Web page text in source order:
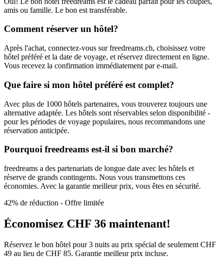
amis ou famille. Le bon est transférable.
Comment réserver un hôtel?
Après l'achat, connectez-vous sur freedreams.ch, choisissez votre
hôtel préféré et la date de voyage, et réservez directement en ligne.
Vous recevez la confirmation immédiatement par e-mail.
Que faire si mon hôtel préféré est complet?
Avec plus de 1000 hôtels partenaires, vous trouverez toujours une
alternative adaptée. Les hôtels sont réservables selon disponibilité -
pour les périodes de voyage populaires, nous recommandons une
réservation anticipée.
Pourquoi freedreams est-il si bon marché?
freedreams a des partenariats de longue date avec les hôtels et
réserve de grands contingents. Nous vous transmettons ces
économies. Avec la garantie meilleur prix, vous êtes en sécurité.
42% de réduction - Offre limitée
Économisez CHF 36 maintenant!
Réservez le bon hôtel pour 3 nuits au prix spécial de seulement CHF
49 au lieu de CHF 85. Garantie meilleur prix incluse.